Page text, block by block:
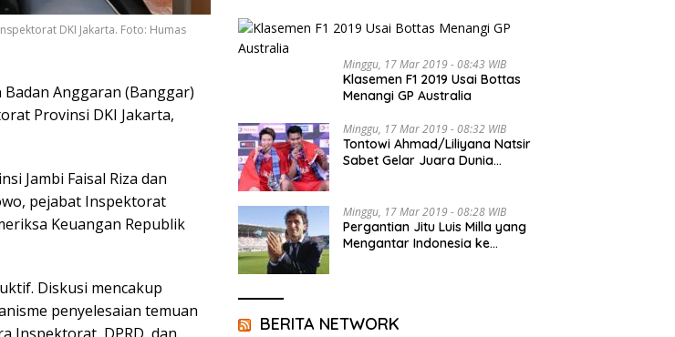
DKI Jakarta. Foto: Humas
Anggaran (Banggar)
Provinsi DKI Jakarta,
Jambi Faisal Riza dan
pejabat Inspektorat
Keuangan Republik
Diskusi mencakup
penyelesaian temuan
Minggu, 17 Mar 2019 - 08:43 WIB
Klasemen F1 2019 Usai Bottas
Menangi GP Australia
Minggu, 17 Mar 2019 - 08:32 WIB
Tontowi Ahmad/Liliyana Natsir
Sabet Gelar Juara Dunia
Minggu, 17 Mar 2019 - 08:28 WIB
Pergantian Jitu Luis Milla yang
Mengantar Indonesia ke
BERITA NETWORK